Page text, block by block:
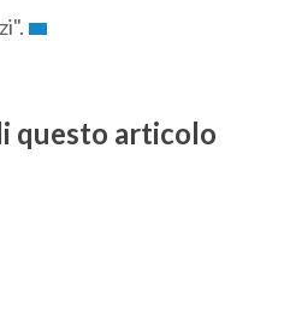
questo articolo